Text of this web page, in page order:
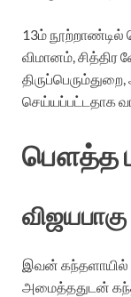
13ம்
விமானம், சித்திர
செய்யப்பட்டதாக
பௌத்த
விஜயபாகு
இவன்
அமைத்ததுடன்